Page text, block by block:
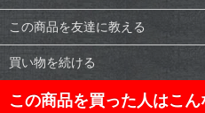
この商品を友達に教える
買い物を続ける
この商品を買った人はこ